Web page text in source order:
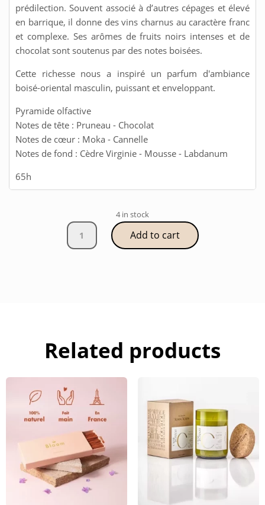
prédilection. Souvent associé à d’autres cépages et élevé
en barrique, il donne des vins charnus au caractère franc
et complexe. Ses arômes de fruits noirs intenses et de
chocolat sont soutenus par des notes boisées.
Cette richesse nous a inspiré un parfum d'ambiance
boisé-oriental masculin, puissant et enveloppant.
Pyramide olfactive
Notes de tête : Pruneau - Chocolat
Notes de cœur : Moka - Cannelle
Notes de fond : Cèdre Virginie - Mousse - Labdanum
65h
4 in stock
Bougie
Parfumée
Add to cart
Related products